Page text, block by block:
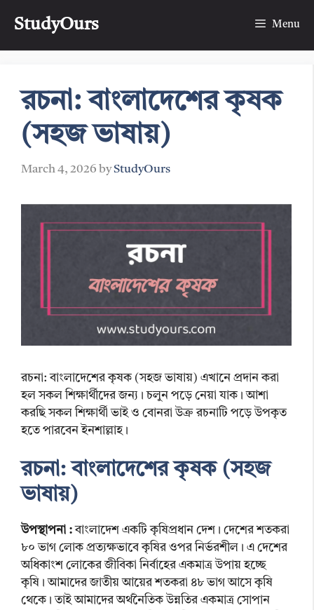
StudyOurs Menu
রচনা: বাংলাদেশের কৃষক
(সহজ ভাষায়)
March 4, 2026 byStudyOurs
রচনা: বাংলাদেশের কৃষক (সহজ ভাষায়) এখানে প্রদান করা
হল সকল শিক্ষার্থীদের জন্য। চলুন পড়ে নেয়া যাক। আশা
করছি সকল শিক্ষার্থী ভাই ও বোনরা উক্র রচনাটি পড়ে উপকৃত
হতে পারবেন ইনশাল্লাহ।
রচনা: বাংলাদেশের কৃষক (সহজ
ভাষায়)
উপস্থাপনা :বাংলাদেশ একটি কৃষিপ্রধান দেশ। দেশের শতকরা
৮০ ভাগ লোক প্রত্যক্ষভাবে কৃষির ওপর নির্ভরশীল। এ দেশের
অধিকাংশ লোকের জীবিকা নির্বাহের একমাত্র উপায় হচ্ছে
কৃষি। আমাদের জাতীয় আয়ের শতকরা ৪৮ ভাগ আসে কৃষি
থেকে। তাই আমাদের অর্থনৈতিক উন্নতির একমাত্র সোপান